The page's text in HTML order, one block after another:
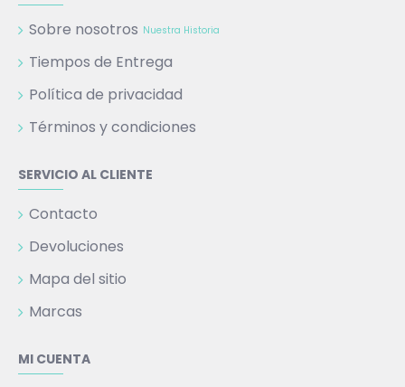
Sobre nosotros Nuestra Historia
Tiempos de Entrega
Política de privacidad
Términos y condiciones
SERVICIO AL CLIENTE
Contacto
Devoluciones
Mapa del sitio
Marcas
MI CUENTA